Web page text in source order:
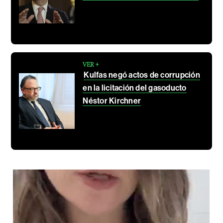
VER +
Kulfas negó actos de corrupción
en la licitación del gasoducto
Néstor Kirchner